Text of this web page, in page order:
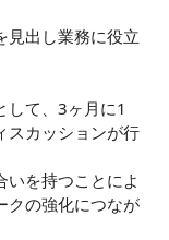
見出し業務に役立
して、3ヶ月に1
スカッションが行
いを持つことによ
クの強化につなが